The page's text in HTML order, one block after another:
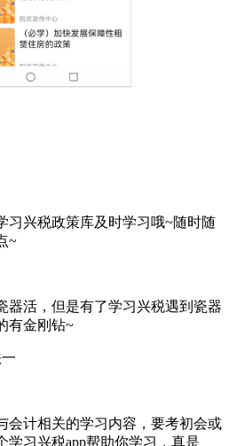
习兴税政策库及时学习哦~随时随
~
器活，但是有了学习兴税遇到瓷器
有金刚钻~
会计相关的学习内容，要考初会或
学习兴税app帮助你学习，真是